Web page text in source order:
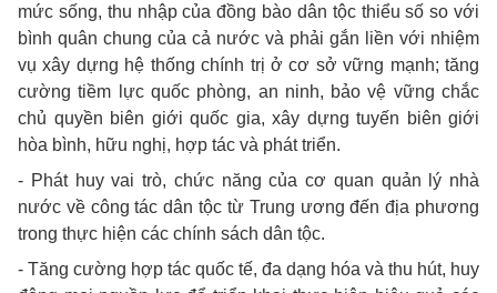
mức sống, thu nhập của đồng bào dân tộc thiểu số so với
bình quân chung của cả nước và phải gắn liền với nhiệm
vụ xây dựng hệ thống chính trị ở cơ sở vững mạnh; tăng
cường tiềm lực quốc phòng, an ninh, bảo vệ vững chắc
chủ quyền biên giới quốc gia, xây dựng tuyến biên giới
hòa bình, hữu nghị, hợp tác và phát triển.
- Phát huy vai trò, chức năng của cơ quan quản lý nhà
nước về công tác dân tộc từ Trung ương đến địa phương
trong thực hiện các chính sách dân tộc.
- Tăng cường hợp tác quốc tế, đa dạng hóa và thu hút, huy